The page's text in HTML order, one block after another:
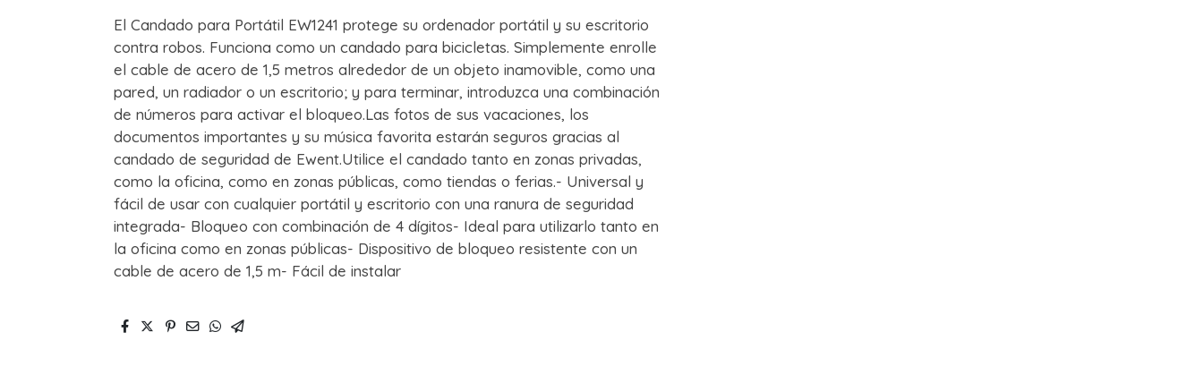
El Candado para Portátil EW1241 protege su ordenador portátil y su escritorio
contra robos. Funciona como un candado para bicicletas. Simplemente enrolle
el cable de acero de 1,5 metros alrededor de un objeto inamovible, como una
pared, un radiador o un escritorio; y para terminar, introduzca una combinación
de números para activar el bloqueo.Las fotos de sus vacaciones, los
documentos importantes y su música favorita estarán seguros gracias al
candado de seguridad de Ewent.Utilice el candado tanto en zonas privadas,
como la oficina, como en zonas públicas, como tiendas o ferias.- Universal y
fácil de usar con cualquier portátil y escritorio con una ranura de seguridad
integrada- Bloqueo con combinación de 4 dígitos- Ideal para utilizarlo tanto en
la oficina como en zonas públicas- Dispositivo de bloqueo resistente con un
cable de acero de 1,5 m- Fácil de instalar